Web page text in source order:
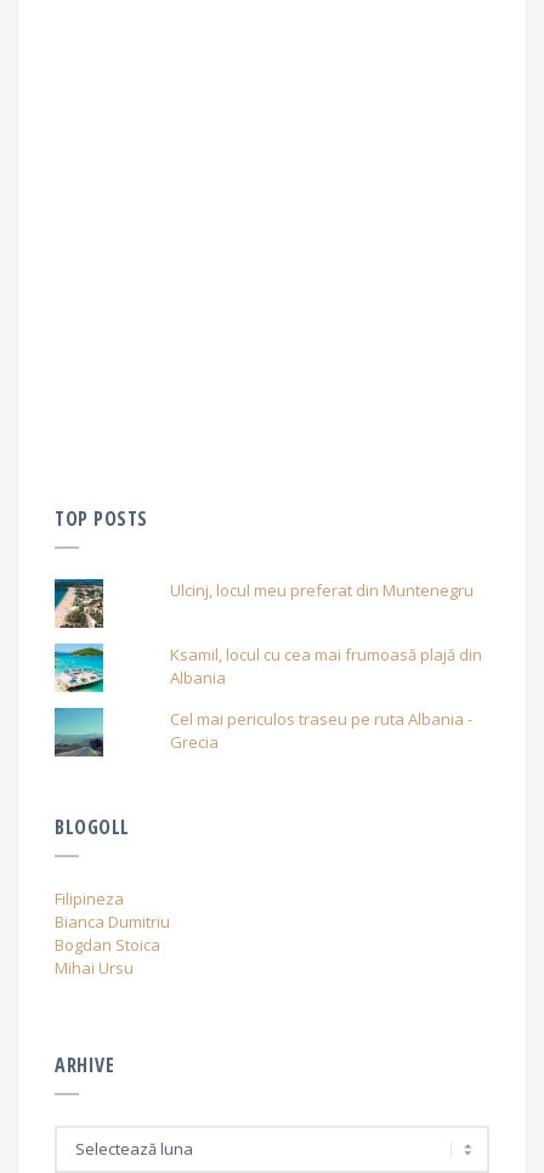
TOP POSTS
Ulcinj, locul meu preferat din Muntenegru
Ksamil, locul cu cea mai frumoasă plajă din
Albania
Cel mai periculos traseu pe ruta Albania -
Grecia
BLOGOLL
Filipineza
Bianca Dumitriu
Bogdan Stoica
Mihai Ursu
ARHIVE